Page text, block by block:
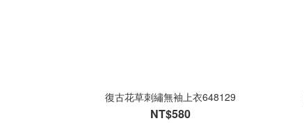
復古花草刺繡無袖上衣648129
NT$580